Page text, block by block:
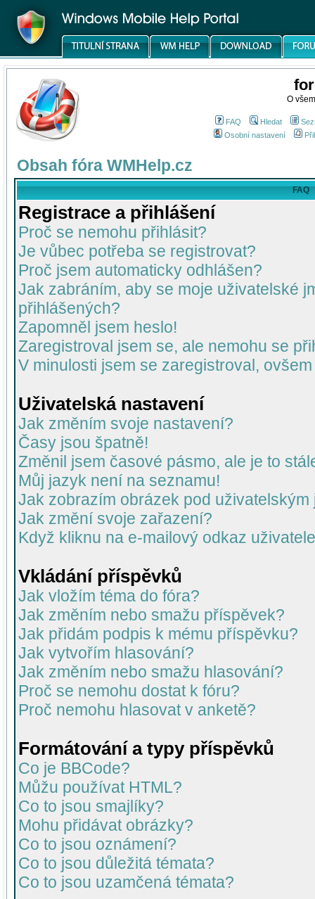
O
FAQ Hledat
Osobní nastavení
Obsah fóra WMHelp.cz
FAQ
Registrace a přihlášení
Proč se nemohu přihlásit?
Je vůbec potřeba se registrovat?
Proč jsem automaticky odhlášen?
Jak zabráním, aby se moje uživatelské
přihlášených?
Zapomněl jsem heslo!
Zaregistroval jsem se, ale nemohu se
V minulosti jsem se zaregistroval,
Uživatelská nastavení
Jak změním svoje nastavení?
Časy jsou špatně!
Změnil jsem časové pásmo, ale je to
Můj jazyk není na seznamu!
Jak zobrazím obrázek pod uživatelským
Jak změní svoje zařazení?
Když kliknu na e-mailový odkaz
Vkládání příspěvků
Jak vložím téma do fóra?
Jak změním nebo smažu příspěvek?
Jak přidám podpis k mému příspěvku?
Jak vytvořím hlasování?
Jak změním nebo smažu hlasování?
Proč se nemohu dostat k fóru?
Proč nemohu hlasovat v anketě?
Formátování a typy příspěvků
Co je BBCode?
Můžu používat HTML?
Co to jsou smajlíky?
Mohu přidávat obrázky?
Co to jsou oznámení?
Co to jsou důležitá témata?
Co to jsou uzamčená témata?